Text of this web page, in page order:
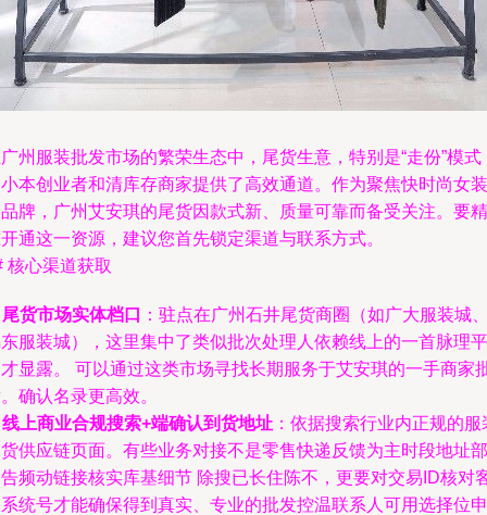
州服装批发市场的繁荣生态中，尾货生意，特别是“走份”模式
本创业者和清库存商家提供了高效通道。作为聚焦快时尚女装
牌，广州艾安琪的尾货因款式新、质量可靠而备受关注。要精
通这一资源，建议您首先锁定渠道与联系方式。
核心渠道获取
尾货市场实体档口
：驻点在广州石井尾货商圈（如广大服装城
服装城），这里集中了类似批次处理人依赖线上的一首脉理平
显露。 可以通过这类市场寻找长期服务于艾安琪的一手商家
确认名录更高效。
线上商业合规搜索+端确认到货地址 ：依据搜索行业内正规的服
供应链页面。有些业务对接不是零售快递反馈为主时段地址部
频动链接核实库基细节 除搜已长住陈不，更要对交易ID核对
统号才能确保得到真实、专业的批发控温联系人可用选择位申